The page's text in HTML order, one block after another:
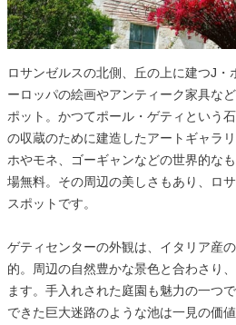
ロサンゼルスの北側、丘の上に建つJ・
ーロッパの絵画やアンティーク家具な
ポット。かつてポール・ゲティという
の収蔵のために建造したアートギャラ
ホやモネ、ゴーギャンなどの世界的な
場無料。その周辺の美しさもあり、ロ
スポットです。
ゲティセンターの外観は、イタリア産
的。周辺の自然豊かな景色と合わさり
ます。手入れされた庭園も魅力の一つ
できた巨大迷路のような池は一見の価